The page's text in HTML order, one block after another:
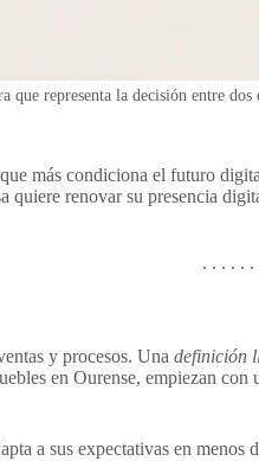
que representa la decisión entre
más condiciona el futuro
quiere renovar su presencia
y procesos. Una definición
en Ourense, empiezan
a sus expectativas en menos